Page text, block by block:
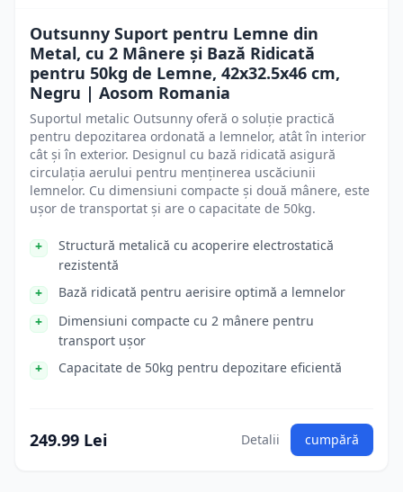
Outsunny Suport pentru Lemne din
Metal, cu 2 Mânere și Bază Ridicată
pentru 50kg de Lemne, 42x32.5x46 cm,
Negru | Aosom Romania
Suportul metalic Outsunny oferă o soluție practică
pentru depozitarea ordonată a lemnelor, atât în interior
cât și în exterior. Designul cu bază ridicată asigură
circulația aerului pentru menținerea uscăciunii
lemnelor. Cu dimensiuni compacte și două mânere, este
ușor de transportat și are o capacitate de 50kg.
Structură metalică cu acoperire electrostatică
rezistentă
Bază ridicată pentru aerisire optimă a lemnelor
Dimensiuni compacte cu 2 mânere pentru
transport ușor
Capacitate de 50kg pentru depozitare eficientă
249.99 Lei Detalii cumpără